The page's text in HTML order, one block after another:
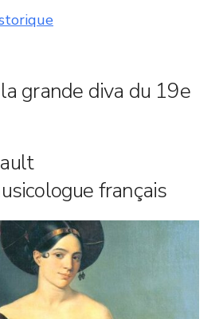
grande diva du 19e
français